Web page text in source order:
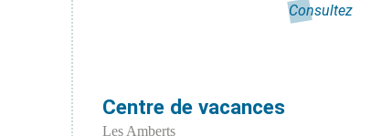
Consultez
Centre de vacances
Les Amberts